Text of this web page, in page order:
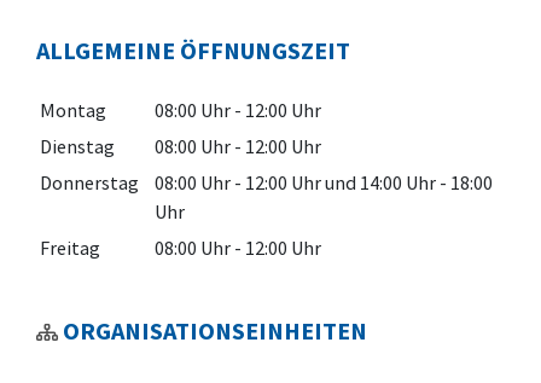
ALLGEMEINE ÖFFNUNGSZEIT
Montag 08:00 Uhr - 12:00 Uhr
Dienstag
08:00 Uhr - 12:00 Uhr
Donnerstag
08:00 Uhr - 12:00 Uhrund 14:00 Uhr - 18:00
Uhr
Freitag
08:00 Uhr - 12:00 Uhr
ORGANISATIONSEINHEITEN